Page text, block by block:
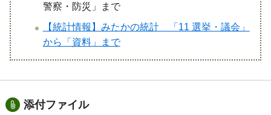
警察・防災」まで
【統計情報】みたかの統計 「11 選挙・議会」
から「資料」まで
添付ファイル